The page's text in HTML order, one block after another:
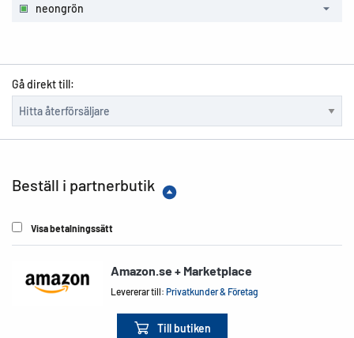
neongrön
Gå direkt till:
Beställ i partnerbutik
Visa betalningssätt
Amazon.se + Marketplace
Levererar till:Privatkunder & Företag
Till butiken